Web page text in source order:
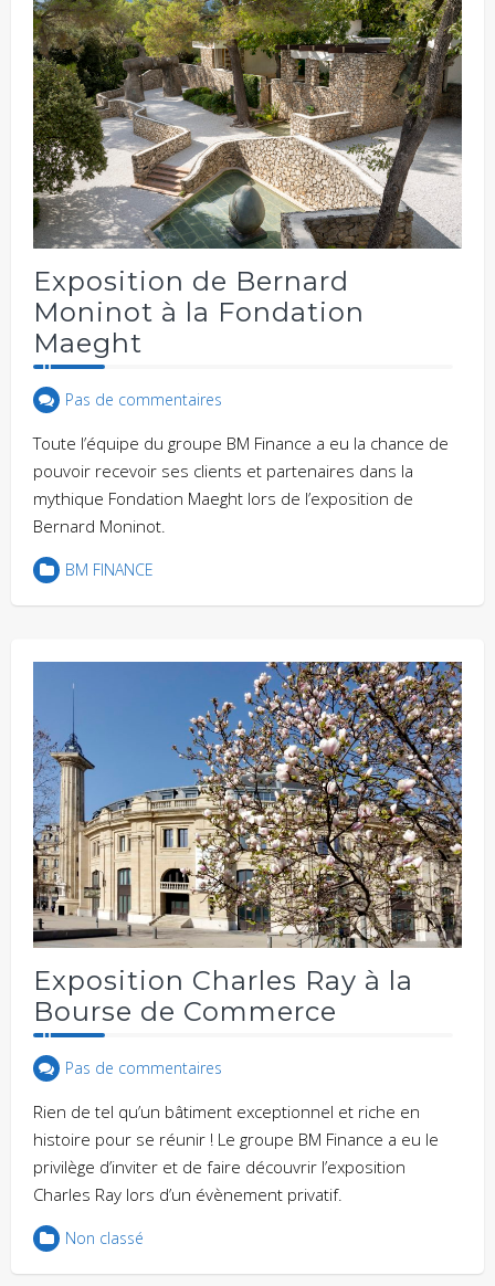
Exposition de Bernard
Moninot à la Fondation
Maeght
Pas de commentaires
Toute l’équipe du groupe BM Finance a eu la chance de
pouvoir recevoir ses clients et partenaires dans la
mythique Fondation Maeght lors de l’exposition de
Bernard Moninot.
BM FINANCE
Exposition Charles Ray à la
Bourse de Commerce
Pas de commentaires
Rien de tel qu’un bâtiment exceptionnel et riche en
histoire pour se réunir ! Le groupe BM Finance a eu le
privilège d’inviter et de faire découvrir l’exposition
Charles Ray lors d’un évènement privatif.
Non classé